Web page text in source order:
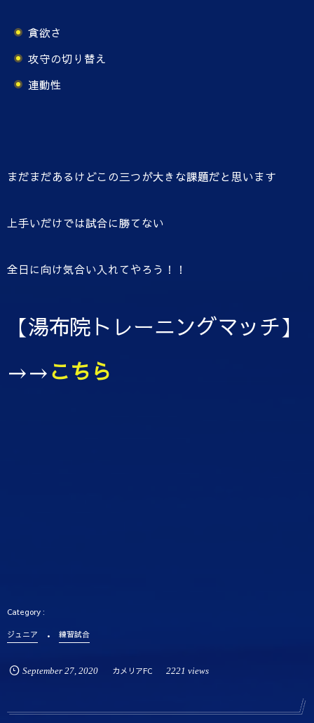
貪欲さ
攻守の切り替え
連動性
まだまだあるけどこの三つが大きな課題だと思います
上手いだけでは試合に勝てない
全日に向け気合い入れてやろう！！
【湯布院トレーニングマッチ】
→→こちら
ジュニア 練習試合
September 27, 2020 カメリアFC 2221 views